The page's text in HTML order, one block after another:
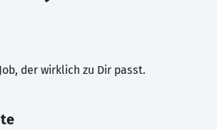
der wirklich zu Dir passt.